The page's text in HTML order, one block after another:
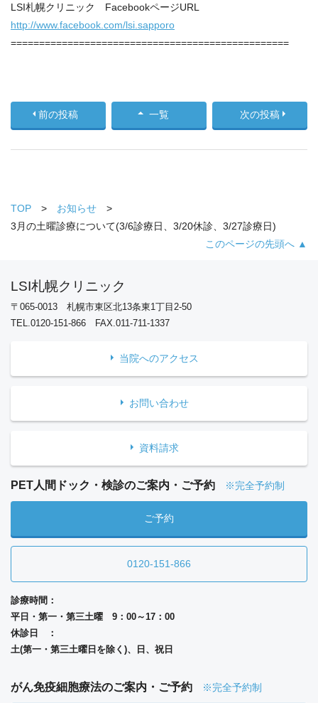
LSI札幌クリニック FacebookページURL
http://www.facebook.com/lsi.sapporo
=================================================
前の投稿 一覧 次の投稿
TOP
お知らせ
3月の土曜診療について(3/6診療日、3/20休診、3/27診療日)
このページの先頭へ ▲
LSI札幌クリニック
〒065-0013 札幌市東区北13条東1丁目2-50
TEL.0120-151-866 FAX.011-711-1337
当院へのアクセス
お問い合わせ
資料請求
PET人間ドック・検診のご案内・ご予約 ※完全予約制
ご予約
0120-151-866
診療時間：
平日・第一・第三土曜 9：00～17：00
休診日 ：
土(第一・第三土曜日を除く)、日、祝日
がん免疫細胞療法のご案内・ご予約 ※完全予約制